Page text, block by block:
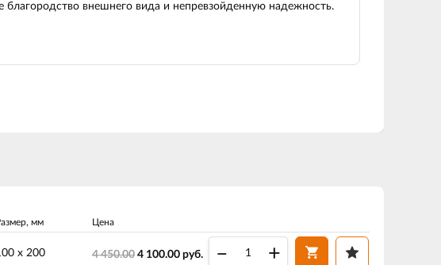
благородство внешнего вида и непревзойденную надежность.
мм Цена
х 200 4 450.00 4 100.00 руб. – +